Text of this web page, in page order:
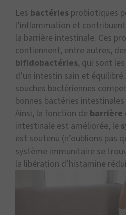
Les bactéries probiotiques
l’inflammation et
la barrière intestinale. Ces
contiennent, entre autres,
bifidobactéries, qui sont
d’un intestin sain et
souches bactériennes
bonnes bactéries
Ainsi, la fonction de barrière
intestinale est améliorée, le
est soutenu (n’oublions pas
système immunitaire se
la libération d’histamine